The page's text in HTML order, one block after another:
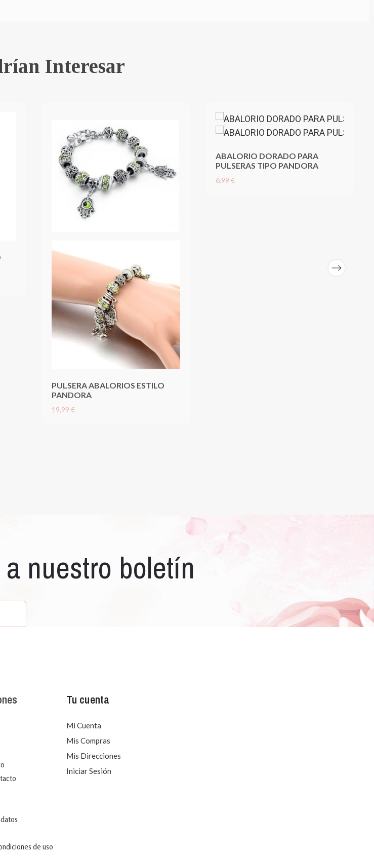
Interesar
PULSERA ABALORIOS ESTILO
PANDORA
19,99 €
ABALORIO DORADO PARA
PULSERAS TIPO PANDORA
6,99 €
nuestro boletín
de uso
Tu cuenta
Mi Cuenta
Mis Compras
Mis Direcciones
Iniciar Sesión